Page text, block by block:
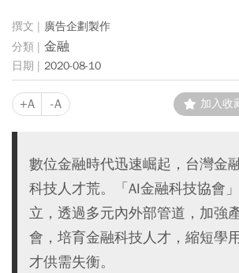
廣告企劃製作
金融
2020-08-10
+A -A 加入收
數位金融時代迅速崛起，台灣金
科技人才荒。「AI金融科技協會
立，透過多元內外部管道，加強
會，培育金融科技人才，縮短學
才供需失衡。